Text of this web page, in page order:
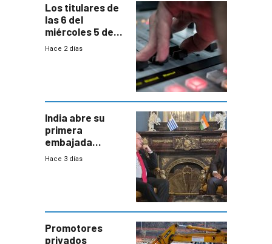
Los titulares de
las 6 del
miércoles 5 de
agosto de 2026
Hace 2 días
India abre su
primera
embajada
residente en
enorme
potencial
Hace 3 días
Promotores
privados